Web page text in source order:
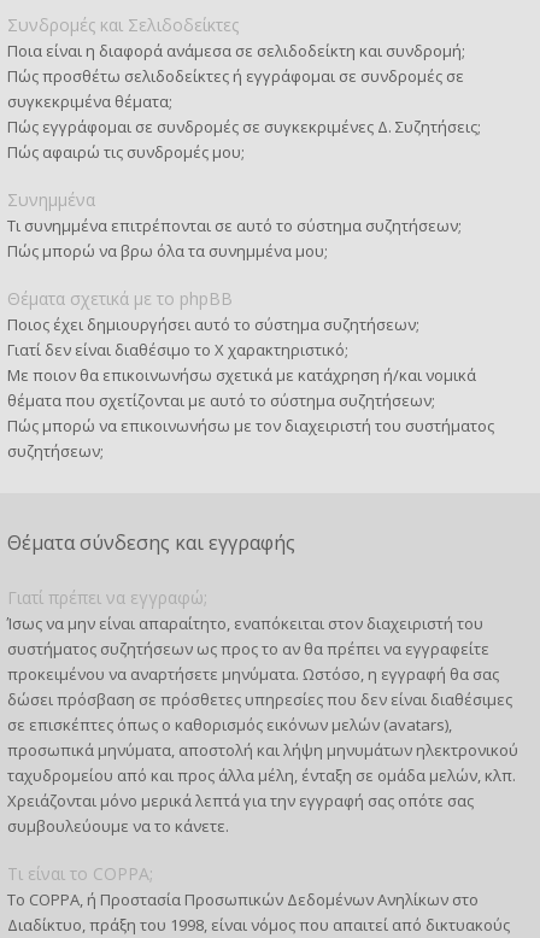
Συνδρομές και Σελιδοδείκτες
Ποια είναι η διαφορά ανάμεσα σε σελιδοδείκτη και συνδρομή;
Πώς προσθέτω σελιδοδείκτες ή εγγράφομαι σε συνδρομές σε
συγκεκριμένα θέματα;
Πώς εγγράφομαι σε συνδρομές σε συγκεκριμένες Δ. Συζητήσεις;
Πώς αφαιρώ τις συνδρομές μου;
Συνημμένα
Τι συνημμένα επιτρέπονται σε αυτό το σύστημα συζητήσεων;
Πώς μπορώ να βρω όλα τα συνημμένα μου;
Θέματα σχετικά με το phpBB
Ποιος έχει δημιουργήσει αυτό το σύστημα συζητήσεων;
Γιατί δεν είναι διαθέσιμο το Χ χαρακτηριστικό;
Με ποιον θα επικοινωνήσω σχετικά με κατάχρηση ή/και νομικά
θέματα που σχετίζονται με αυτό το σύστημα συζητήσεων;
Πώς μπορώ να επικοινωνήσω με τον διαχειριστή του συστήματος
συζητήσεων;
Θέματα σύνδεσης και εγγραφής
Γιατί πρέπει να εγγραφώ;
Ίσως να μην είναι απαραίτητο, εναπόκειται στον διαχειριστή του
συστήματος συζητήσεων ως προς το αν θα πρέπει να εγγραφείτε
προκειμένου να αναρτήσετε μηνύματα. Ωστόσο, η εγγραφή θα σας
δώσει πρόσβαση σε πρόσθετες υπηρεσίες που δεν είναι διαθέσιμες
σε επισκέπτες όπως ο καθορισμός εικόνων μελών (avatars),
προσωπικά μηνύματα, αποστολή και λήψη μηνυμάτων ηλεκτρονικού
ταχυδρομείου από και προς άλλα μέλη, ένταξη σε ομάδα μελών, κλπ.
Χρειάζονται μόνο μερικά λεπτά για την εγγραφή σας οπότε σας
συμβουλεύουμε να το κάνετε.
Τι είναι το COPPA;
Το COPPA, ή Προστασία Προσωπικών Δεδομένων Ανηλίκων στο
Διαδίκτυο, πράξη του 1998, είναι νόμος που απαιτεί από δικτυακούς